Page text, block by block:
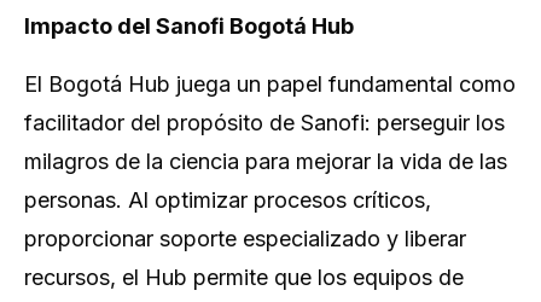
Impacto del Sanofi Bogotá Hub
El Bogotá Hub juega un papel fundamental como
facilitador del propósito de Sanofi: perseguir los
milagros de la ciencia para mejorar la vida de las
personas. Al optimizar procesos críticos,
proporcionar soporte especializado y liberar
recursos, el Hub permite que los equipos de